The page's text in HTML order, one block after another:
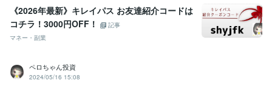
《2026年最新》キレイパス お友達紹介コードは
コチラ！3000円OFF！
記事
マネー・副業
ペロちゃん投資
2024/05/16 15:08